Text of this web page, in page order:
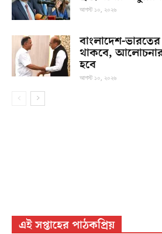
আগস্ট ১০, ২০২৬
বাংলাদেশ-ভারতের
থাকবে, আলোচনার
হবে
আগস্ট ১০, ২০২৬
এই সপ্তাহের পাঠকপ্রিয়